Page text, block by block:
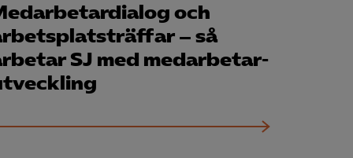
och
– så
SJ med medarbetar­